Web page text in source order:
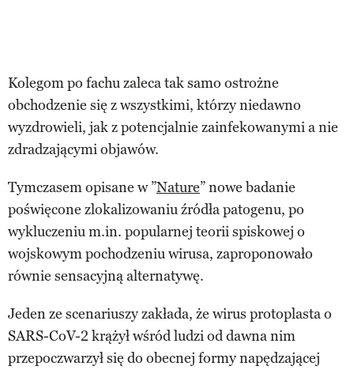
Kolegom po fachu zaleca tak samo ostrożne
obchodzenie się z wszystkimi, którzy niedawno
wyzdrowieli, jak z potencjalnie zainfekowanymi a nie
zdradzającymi objawów.
Tymczasem opisane w ”Nature” nowe badanie
poświęcone zlokalizowaniu źródła patogenu, po
wykluczeniu m.in. popularnej teorii spiskowej o
wojskowym pochodzeniu wirusa, zaproponowało
równie sensacyjną alternatywę.
Jeden ze scenariuszy zakłada, że wirus protoplasta o
SARS-CoV-2 krążył wśród ludzi od dawna nim
przepoczwarzył się do obecnej formy napędzającej